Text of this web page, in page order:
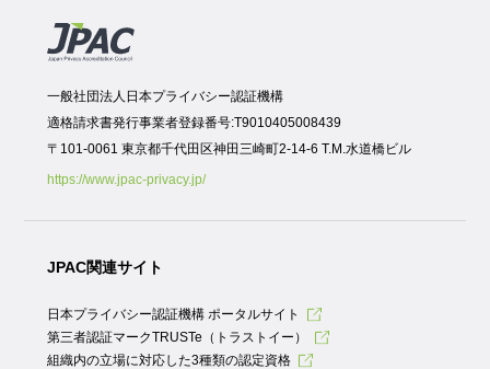
一般社団法人日本プライバシー認証機構
適格請求書発行事業者登録番号:T9010405008439
〒101-0061 東京都千代田区神田三崎町2-14-6 T.M.水道橋ビル
https://www.jpac-privacy.jp/
JPAC関連サイト
日本プライバシー認証機構 ポータルサイト
第三者認証マークTRUSTe（トラストイー）
組織内の立場に対応した3種類の認定資格